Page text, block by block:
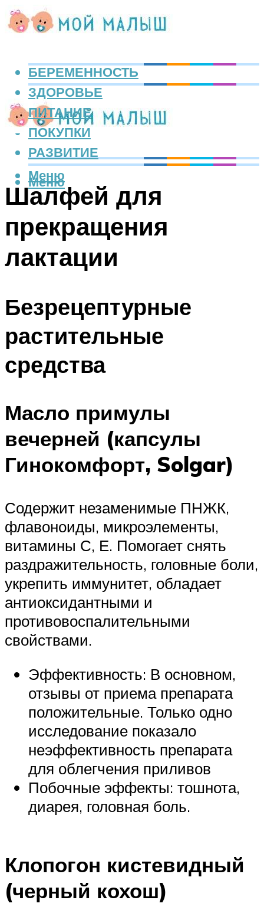
БЕРЕМЕННОСТЬ
ЗДОРОВЬЕ
ПИТАНИЕ
ПОКУПКИ
РАЗВИТИЕ
Меню
Меню
Шалфей для
прекращения
лактации
Безрецептурные
растительные
средства
Масло примулы
вечерней (капсулы
Гинокомфорт, Solgar)
Содержит незаменимые ПНЖК,
флавоноиды, микроэлементы,
витамины С, Е. Помогает снять
раздражительность, головные боли,
укрепить иммунитет, обладает
антиоксидантными и
противовоспалительными
свойствами.
Эффективность: В основном,
отзывы от приема препарата
положительные. Только одно
исследование показало
неэффективность препарата
для облегчения приливов
Побочные эффекты: тошнота,
диарея, головная боль.
Клопогон кистевидный
(черный кохош)